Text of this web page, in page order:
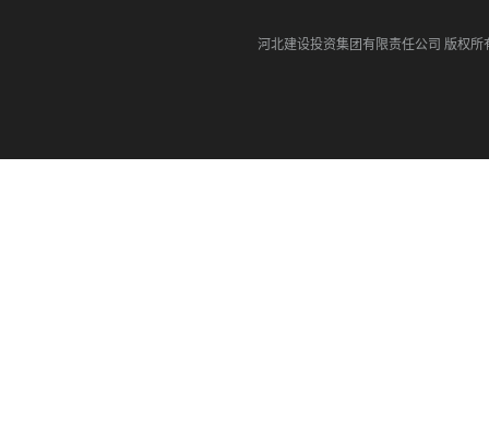
河北建设投资集团有限责任公司 版权所